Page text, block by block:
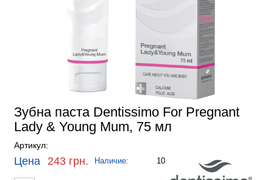
Зубна паста Dentissimo For Pregnant
Lady & Young Mum, 75 мл
Артикул:
Цена 243 грн. Наличие: 10